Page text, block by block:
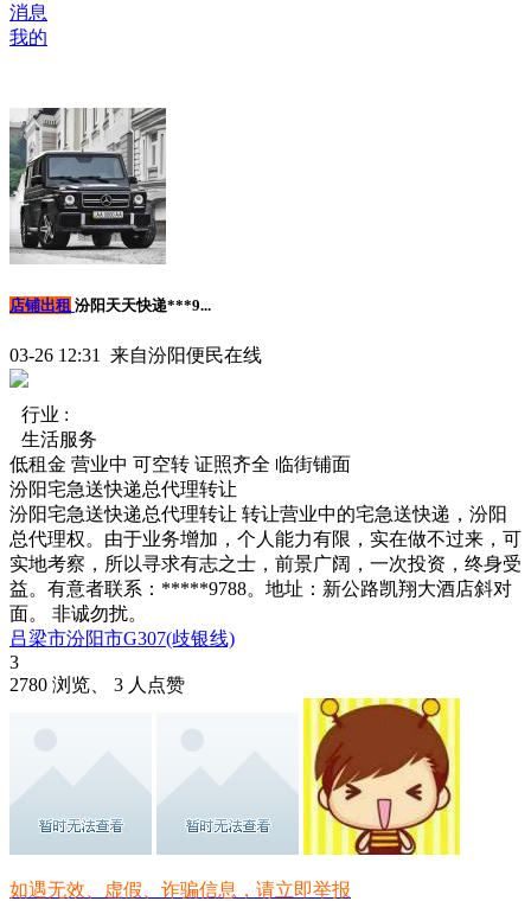
消息
我的
店铺出租 汾阳天天快递***9...
03-26 12:31 来自汾阳便民在线
行业 :
生活服务
低租金 营业中 可空转 证照齐全 临街铺面
汾阳宅急送快递总代理转让
汾阳宅急送快递总代理转让 转让营业中的宅急送快递，汾阳
总代理权。由于业务增加，个人能力有限，实在做不过来，可
实地考察，所以寻求有志之士，前景广阔，一次投资，终身受
益。有意者联系：*****9788。地址：新公路凯翔大酒店斜对
面。 非诚勿扰。
吕梁市汾阳市G307(歧银线)
3
2780 浏览、 3 人点赞
如遇无效、虚假、诈骗信息，请立即举报